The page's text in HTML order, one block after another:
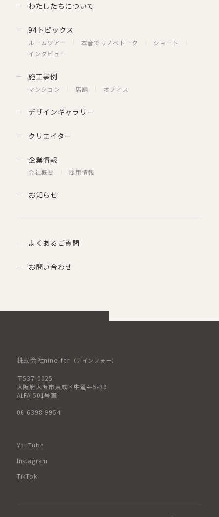
わたしたちについて
94トピックス
ルームツアー 本音でリノベトーク
ショート
インタビュー
施工事例
マンション 店舗 オフィス
デザインギャラリー
クリエイター
企業情報
会社概要 採用情報
お知らせ
よくあるご質問
お問い合わせ
株式会社nine for （ナインフォー）
〒537-0025
大阪府大阪市東成区中道4-5-39
ALFA 501号室
06-6398-9954
YouTube
Instagram
TikTok